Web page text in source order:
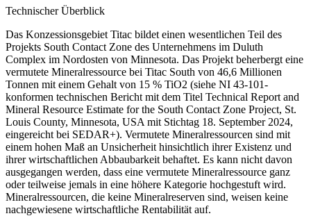
Technischer Überblick
Das Konzessionsgebiet Titac bildet einen wesentlichen Teil des
Projekts South Contact Zone des Unternehmens im Duluth
Complex im Nordosten von Minnesota. Das Projekt beherbergt eine
vermutete Mineralressource bei Titac South von 46,6 Millionen
Tonnen mit einem Gehalt von 15 % TiO2 (siehe NI 43-101-
konformen technischen Bericht mit dem Titel Technical Report and
Mineral Resource Estimate for the South Contact Zone Project, St.
Louis County, Minnesota, USA mit Stichtag 18. September 2024,
eingereicht bei SEDAR+). Vermutete Mineralressourcen sind mit
einem hohen Maß an Unsicherheit hinsichtlich ihrer Existenz und
ihrer wirtschaftlichen Abbaubarkeit behaftet. Es kann nicht davon
ausgegangen werden, dass eine vermutete Mineralressource ganz
oder teilweise jemals in eine höhere Kategorie hochgestuft wird.
Mineralressourcen, die keine Mineralreserven sind, weisen keine
nachgewiesene wirtschaftliche Rentabilität auf.